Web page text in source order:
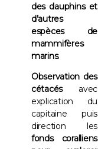
des dauphins et
d’autres
espèces de
mammifères
marins.
Observation des
cétacésavec
explication du
capitaine puis
direction les
fonds coralliens